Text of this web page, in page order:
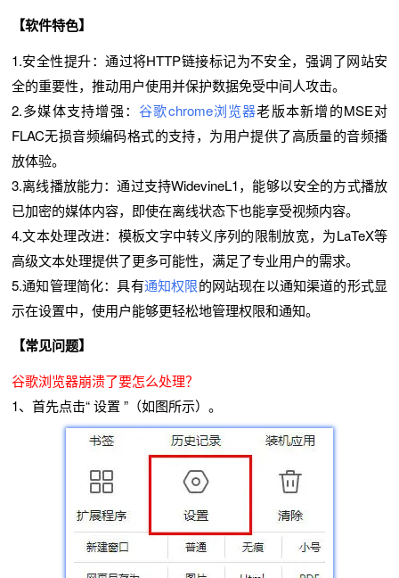
【软件特色】
1.安全性提升：通过将HTTP链接标记为不安全，强调了网站安
全的重要性，推动用户使用并保护数据免受中间人攻击。
2.多媒体支持增强：谷歌chrome浏览器老版本新增的MSE对
FLAC无损音频编码格式的支持，为用户提供了高质量的音频播
放体验。
3.离线播放能力：通过支持WidevineL1，能够以安全的方式播放
已加密的媒体内容，即使在离线状态下也能享受视频内容。
4.文本处理改进：模板文字中转义序列的限制放宽，为LaTeX等
高级文本处理提供了更多可能性，满足了专业用户的需求。
5.通知管理简化：具有通知权限的网站现在以通知渠道的形式显
示在设置中，使用户能够更轻松地管理权限和通知。
【常见问题】
谷歌浏览器崩溃了要怎么处理？
1、首先点击“ 设置 ”（如图所示）。